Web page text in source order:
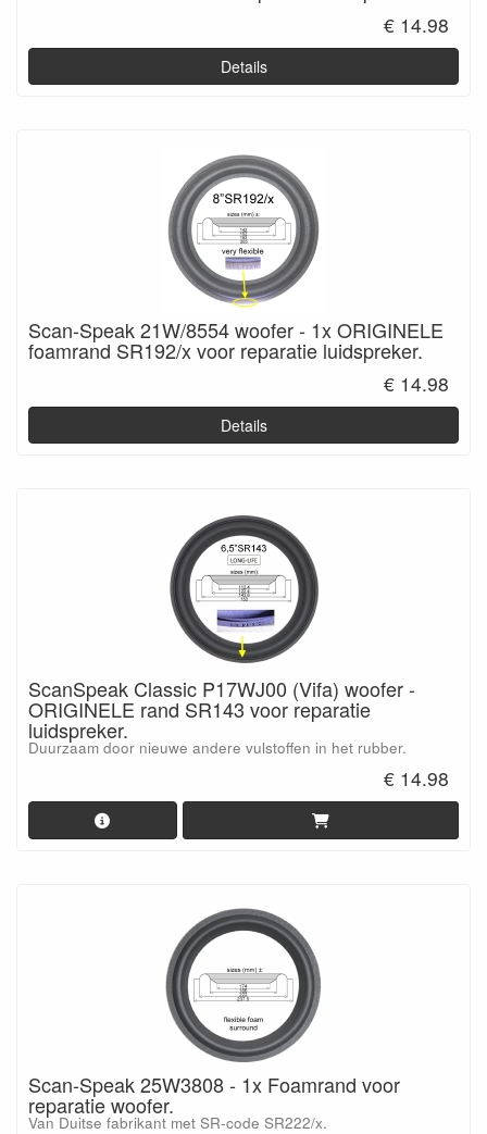
€ 14.98
Details
Scan-Speak 21W/8554 woofer - 1x ORIGINELE
foamrand SR192/x voor reparatie luidspreker.
€ 14.98
Details
ScanSpeak Classic P17WJ00 (Vifa) woofer -
ORIGINELE rand SR143 voor reparatie
luidspreker.
Duurzaam door nieuwe andere vulstoffen in het rubber.
€ 14.98
Scan-Speak 25W3808 - 1x Foamrand voor
reparatie woofer.
Van Duitse fabrikant met SR-code SR222/x.